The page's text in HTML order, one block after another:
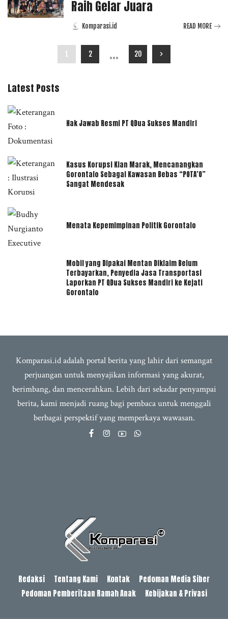
Raih Gelar Juara
PostedKomparasi.id READ MORE
1 2 … 20
Latest Posts
Hak Jawab Resmi PT QDua Sukses Mandiri
Kasus Korupsi Kian Marak, Mencanangkan
Gorontalo Sebagai Kawasan Bebas “POTA’O”
Sangat Mendesak
Menata Kepemimpinan Politik Gorontalo
Mobil yang Dipakai Mentan Diklaim Belum
Terbayarkan, Penyedia Jasa Transportasi
Laporkan PT QDua Sukses Mandiri ke Kejati
Gorontalo
Komparasi.id adalah portal berita yang lahir dari semangat
perjuangan untuk menyajikan informasi yang akurat,
berimbang, dan mencerahkan. Lebih dari sekadar penyampai
berita, kami menjadi ruang bagi pembaca untuk menggali
berbagai perspektif yang memperkaya wawasan.
Redaksi Tentang Kami Kontak
Pedoman Media Siber
Pedoman Pemberitaan Ramah Anak
Kebijakan & Privasi